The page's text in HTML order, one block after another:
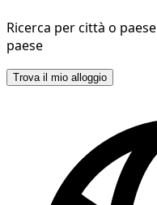
Ricerca per città o paese
paese
Trova il mio alloggio